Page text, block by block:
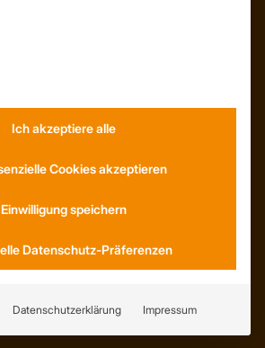
Ich akzeptiere alle
Cookies akzeptieren
Einwilligung speichern
Datenschutz-Präferenzen
Datenschutzerklärung Impressum